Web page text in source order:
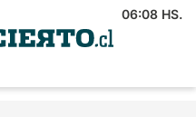
06:08 HS.